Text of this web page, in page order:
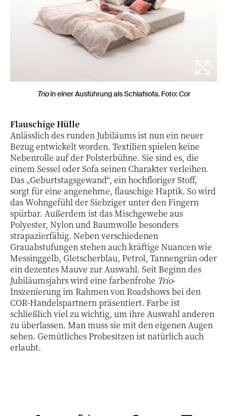
Trioin einer Ausführung als Schlafsofa. Foto: Cor
Flauschige Hülle
Anlässlich des runden Jubiläums ist nun ein neuer
Bezug entwickelt worden. Textilien spielen keine
Nebenrolle auf der Polsterbühne. Sie sind es, die
einem Sessel oder Sofa seinen Charakter verleihen.
Das „Geburtstagsgewand“, ein hochfloriger Stoff,
sorgt für eine angenehme, flauschige Haptik. So wird
das Wohngefühl der Siebziger unter den Fingern
spürbar. Außerdem ist das Mischgewebe aus
Polyester, Nylon und Baumwolle besonders
strapazierfähig. Neben verschiedenen
Grauabstufungen stehen auch kräftige Nuancen wie
Messinggelb, Gletscherblau, Petrol, Tannengrün oder
ein dezentes Mauve zur Auswahl. Seit Beginn des
Jubiläumsjahrs wird eine farbenfrohe Trio-
Inszenierung im Rahmen von Roadshows bei den
COR-Handelspartnern präsentiert. Farbe ist
schließlich viel zu wichtig, um ihre Auswahl anderen
zu überlassen. Man muss sie mit den eigenen Augen
sehen. Gemütliches Probesitzen ist natürlich auch
erlaubt.